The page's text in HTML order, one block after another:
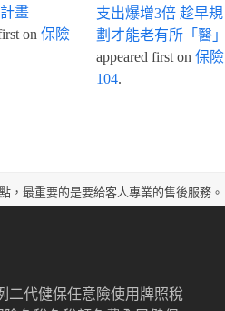
畫
on 保險
支出爆增3倍 趁早規
劃才能老有所「醫」
appeared first on 保險
104.
，最重要的是要給客人專業的售後服務。
二代健保任意險使用牌照稅